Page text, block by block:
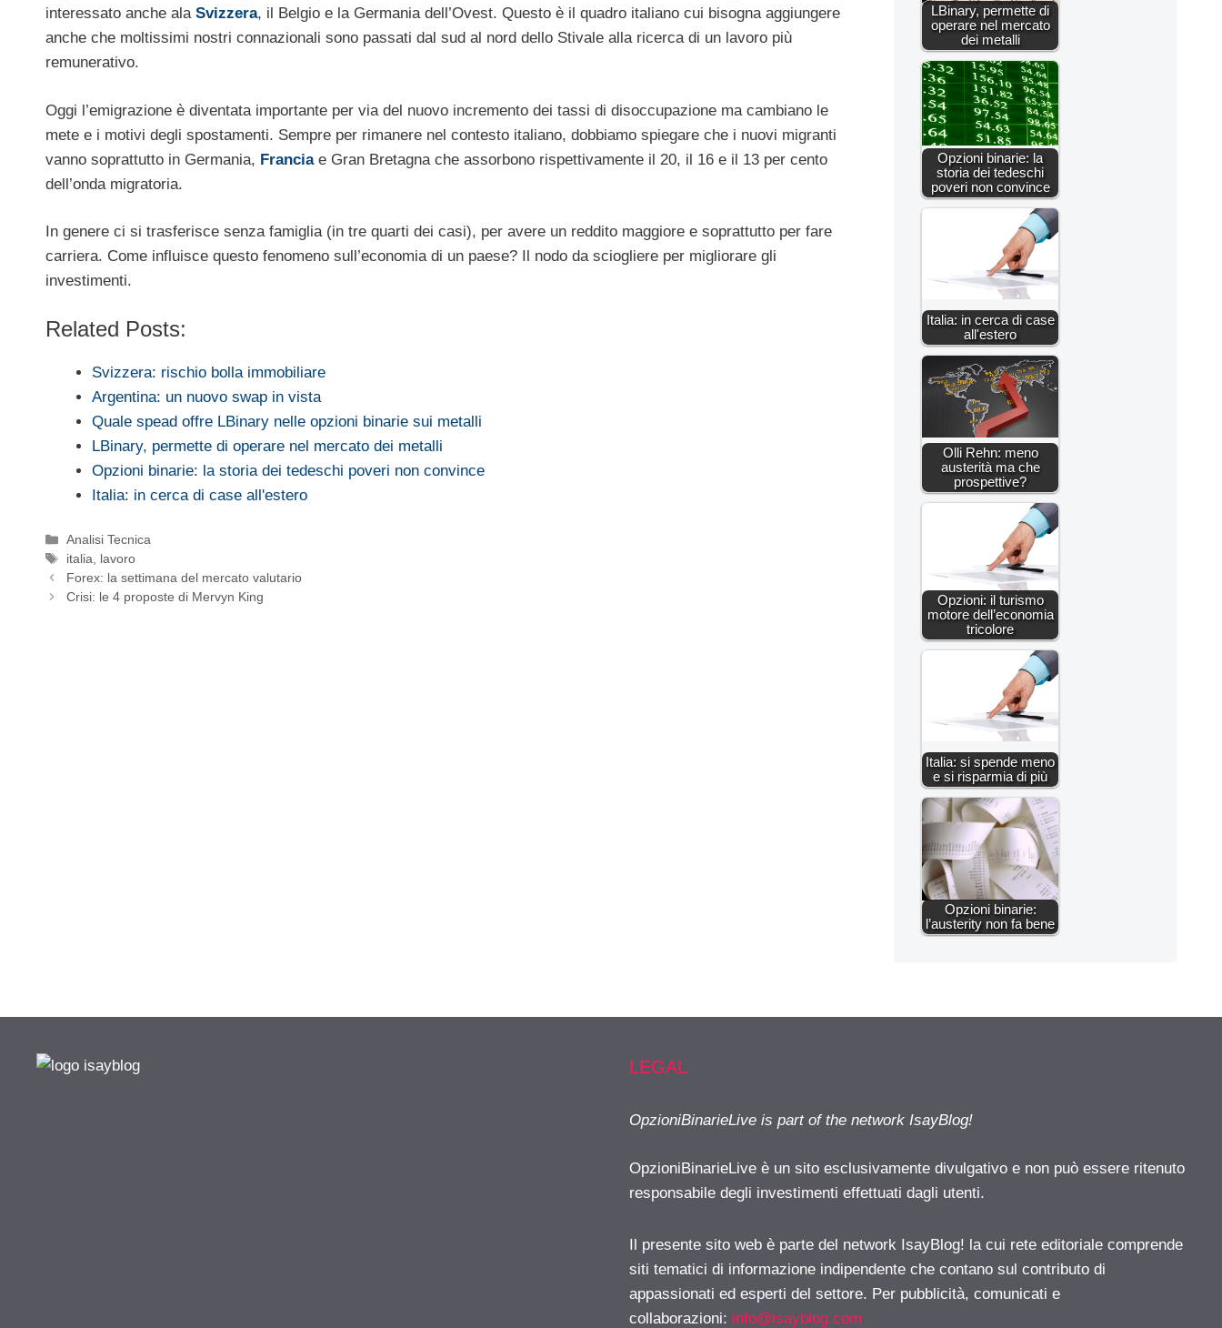
interessato anche alaSvizzera, il Belgio e la Germania dell’Ovest. Questo è il quadro italiano cui bisogna aggiungere
anche che moltissimi nostri connazionali sono passati dal sud al nord dello Stivale alla ricerca di un lavoro più
remunerativo.
Oggi l’emigrazione è diventata importante per via del nuovo incremento dei tassi di disoccupazione ma cambiano le
mete e i motivi degli spostamenti. Sempre per rimanere nel contesto italiano, dobbiamo spiegare che i nuovi migranti
vanno soprattutto in Germania, Franciae Gran Bretagna che assorbono rispettivamente il 20, il 16 e il 13 per cento
dell’onda migratoria.
In genere ci si trasferisce senza famiglia (in tre quarti dei casi), per avere un reddito maggiore e soprattutto per fare
carriera. Come influisce questo fenomeno sull’economia di un paese? Il nodo da sciogliere per migliorare gli
investimenti.
Related Posts:
Svizzera: rischio bolla immobiliare
Argentina: un nuovo swap in vista
Quale spead offre LBinary nelle opzioni binarie sui metalli
LBinary, permette di operare nel mercato dei metalli
Opzioni binarie: la storia dei tedeschi poveri non convince
Italia: in cerca di case all'estero
Categorie
Analisi Tecnica
Tag
italia, lavoro
Forex: la settimana del mercato valutario
Crisi: le 4 proposte di Mervyn King
LBinary, permette di
operare nel mercato
dei metalli
Opzioni binarie: la
storia dei tedeschi
poveri non convince
Italia: in cerca di case
all'estero
Olli Rehn: meno
austerità ma che
prospettive?
Opzioni: il turismo
motore dell’economia
tricolore
Italia: si spende meno
e si risparmia di più
Opzioni binarie:
l’austerity non fa bene
LEGAL
OpzioniBinarieLive is part of the network IsayBlog!
OpzioniBinarieLive è un sito esclusivamente divulgativo e non può essere ritenuto
responsabile degli investimenti effettuati dagli utenti.
Il presente sito web è parte del network IsayBlog! la cui rete editoriale comprende
siti tematici di informazione indipendente che contano sul contributo di
appassionati ed esperti del settore. Per pubblicità, comunicati e
collaborazioni: info@isayblog.com